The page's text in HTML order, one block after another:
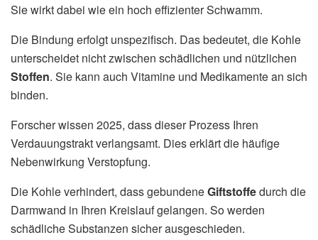
Sie wirkt dabei wie ein hoch effizienter Schwamm.
Die Bindung erfolgt unspezifisch. Das bedeutet, die Kohle
unterscheidet nicht zwischen schädlichen und nützlichen
Stoffen. Sie kann auch Vitamine und Medikamente an sich
binden.
Forscher wissen 2025, dass dieser Prozess Ihren
Verdauungstrakt verlangsamt. Dies erklärt die häufige
Nebenwirkung Verstopfung.
Die Kohle verhindert, dass gebundeneGiftstoffedurch die
Darmwand in Ihren Kreislauf gelangen. So werden
schädliche Substanzen sicher ausgeschieden.